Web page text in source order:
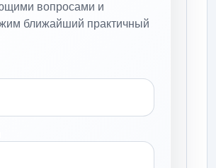
вопросами и
ближайший практичный